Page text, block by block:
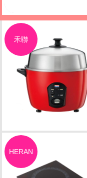
禾聯
HERAN